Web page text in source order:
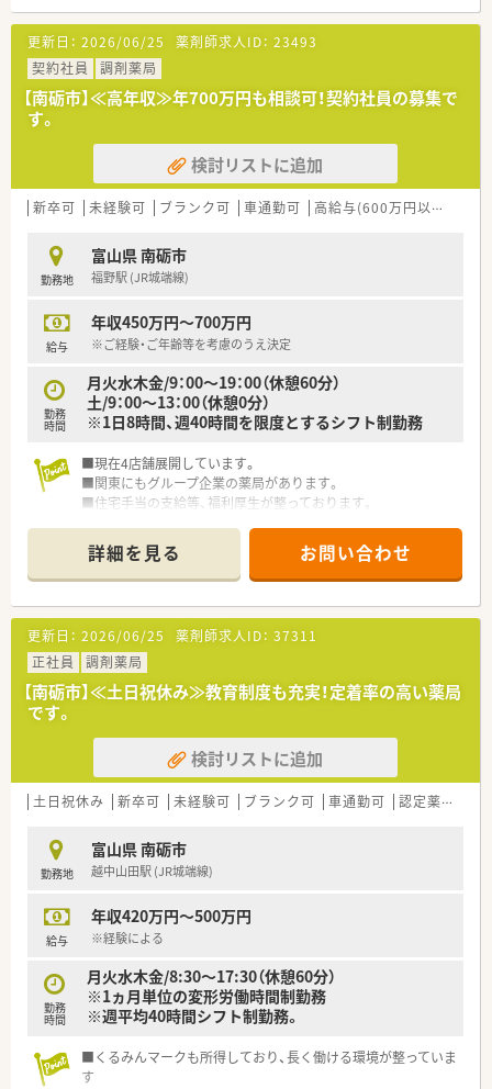
更新日： 2026/06/25 薬剤師求人ID： 23493
契約社員
調剤薬局
【南砺市】≪高年収≫年700万円も相談可！契約社員の募集で
す。
検討リストに追加
新卒可 未経験可 ブランク可 車通勤可 高給与(600万円以上)
勤務地
富山県 南砺市
福野駅 (JR城端線)
給与
年収450万円～700万円
※ご経験・ご年齢等を考慮のうえ決定
勤務
時間
月火水木金/9：00～19：00（休憩60分）
土/9：00～13：00（休憩0分）
※1日8時間、週40時間を限度とするシフト制勤務
■現在4店舗展開しています。
■関東にもグループ企業の薬局があります。
■住宅手当の支給等、福利厚生が整っております。
詳細を見る お問い合わせ
更新日： 2026/06/25 薬剤師求人ID： 37311
正社員
調剤薬局
【南砺市】≪土日祝休み≫教育制度も充実！定着率の高い薬局
です。
検討リストに追加
土日祝休み 新卒可 未経験可 ブランク可 車通勤可 認定薬剤師取得支援あり
勤務地
富山県 南砺市
越中山田駅 (JR城端線)
給与
年収420万円～500万円
※経験による
勤務
時間
月火水木金/8:30～17:30（休憩60分）
※1ヵ月単位の変形労働時間制勤務
※週平均40時間シフト制勤務。
■くるみんマークも所得しており、長く働ける環境が整っていま
す